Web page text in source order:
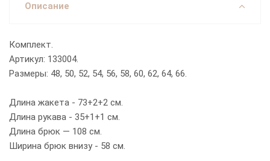
Описание
Комплект.
Артикул: 133004.
Размеры: 48, 50, 52, 54, 56, 58, 60, 62, 64, 66.
Длина жакета - 73+2+2 см.
Длина рукава - 35+1+1 см.
Длина брюк — 108 см.
Ширина брюк внизу - 58 см.